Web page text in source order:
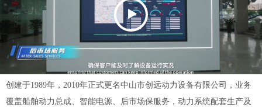
创建于1989年，2010年正式更名中山市创远动力设备有限公司，业务
覆盖船舶动力总成、智能电源、后市场保服务，动力系统配套生产及